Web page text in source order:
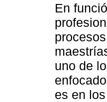
En
uno de
es en